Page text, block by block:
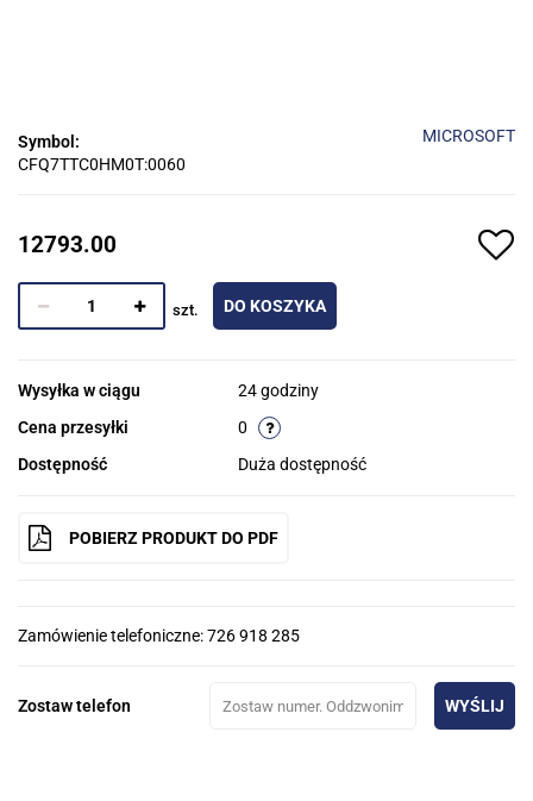
Symbol:
CFQ7TTC0HM0T:0060
MICROSOFT
12793.00
szt. DO KOSZYKA
Wysyłka w ciągu
24 godziny
Cena przesyłki
0
Dostępność
Duża dostępność
POBIERZ PRODUKT DO PDF
Zamówienie telefoniczne: 726 918 285
Zostaw telefon WYŚLIJ